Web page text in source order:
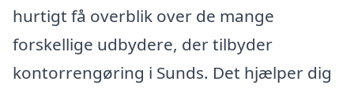
hurtigt få overblik over de mange
forskellige udbydere, der tilbyder
kontorrengøring i Sunds. Det hjælper dig